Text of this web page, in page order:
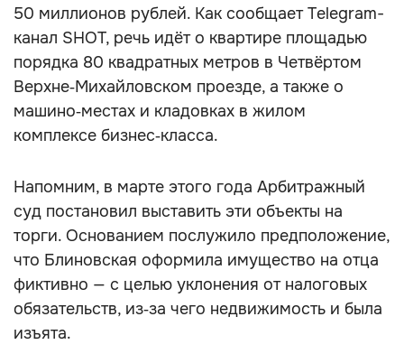
50 миллионов рублей. Как сообщает Telegram-
канал SHOT, речь идёт о квартире площадью
порядка 80 квадратных метров в Четвёртом
Верхне‑Михайловском проезде, а также о
машино‑местах и кладовках в жилом
комплексе бизнес‑класса.
Напомним, в марте этого года Арбитражный
суд постановил выставить эти объекты на
торги. Основанием послужило предположение,
что Блиновская оформила имущество на отца
фиктивно — с целью уклонения от налоговых
обязательств, из‑за чего недвижимость и была
изъята.